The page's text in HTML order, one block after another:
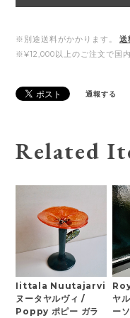
※別途送料がかかります。
送
※¥12,000以上のご注文で国
通報する
Related
Iittala Nuutajarvi
ヌータヤルヴィ /
Poppy ポピー ガラ
ヤ
ー